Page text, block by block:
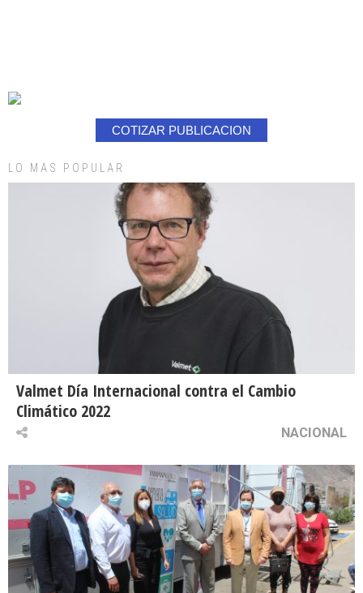
COTIZAR PUBLICACION
LO MAS POPULAR
Valmet Día Internacional contra el Cambio
Climático 2022
NACIONAL